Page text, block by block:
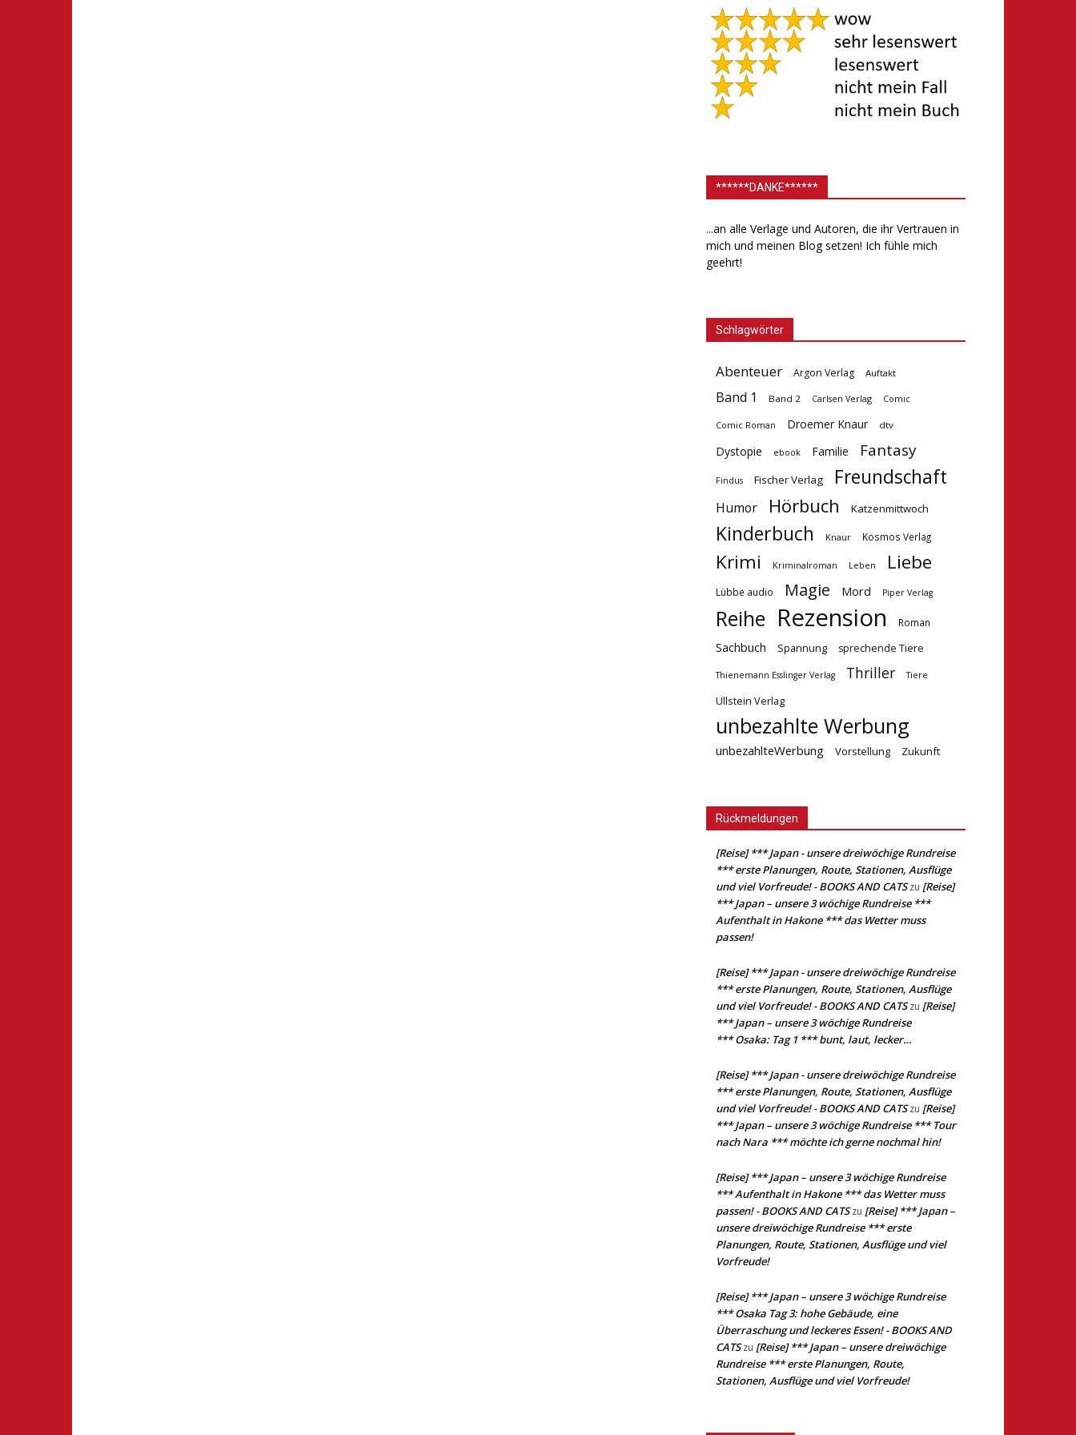
******DANKE******
...an alle Verlage und Autoren, die ihr Vertrauen in
mich und meinen Blog setzen! Ich fühle mich
geehrt!
Schlagwörter
Abenteuer Argon Verlag Auftakt
Band 1 Band 2 Carlsen Verlag Comic
Comic Roman Droemer Knaur dtv
Dystopie ebook Familie Fantasy
Findus Fischer Verlag Freundschaft
Humor Hörbuch Katzenmittwoch
Kinderbuch Knaur Kosmos Verlag
Krimi Kriminalroman Leben Liebe
Lübbe audio Magie Mord Piper Verlag
Reihe Rezension Roman
Sachbuch Spannung sprechende Tiere
Thienemann Esslinger Verlag Thriller Tiere
Ullstein Verlag
unbezahlte Werbung
unbezahlteWerbung Vorstellung Zukunft
Rückmeldungen
[Reise] *** Japan - unsere dreiwöchige Rundreise
*** erste Planungen, Route, Stationen, Ausflüge
und viel Vorfreude! - BOOKS AND CATSzu [Reise]
*** Japan – unsere 3 wöchige Rundreise ***
Aufenthalt in Hakone *** das Wetter muss
passen!
[Reise] *** Japan - unsere dreiwöchige Rundreise
*** erste Planungen, Route, Stationen, Ausflüge
und viel Vorfreude! - BOOKS AND CATSzu [Reise]
*** Japan – unsere 3 wöchige Rundreise
*** Osaka: Tag 1 *** bunt, laut, lecker…
[Reise] *** Japan - unsere dreiwöchige Rundreise
*** erste Planungen, Route, Stationen, Ausflüge
und viel Vorfreude! - BOOKS AND CATSzu [Reise]
*** Japan – unsere 3 wöchige Rundreise *** Tour
nach Nara *** möchte ich gerne nochmal hin!
[Reise] *** Japan – unsere 3 wöchige Rundreise
*** Aufenthalt in Hakone *** das Wetter muss
passen! - BOOKS AND CATSzu [Reise] *** Japan –
unsere dreiwöchige Rundreise *** erste
Planungen, Route, Stationen, Ausflüge und viel
Vorfreude!
[Reise] *** Japan – unsere 3 wöchige Rundreise
*** Osaka Tag 3: hohe Gebäude, eine
Überraschung und leckeres Essen! - BOOKS AND
CATSzu [Reise] *** Japan – unsere dreiwöchige
Rundreise *** erste Planungen, Route,
Stationen, Ausflüge und viel Vorfreude!